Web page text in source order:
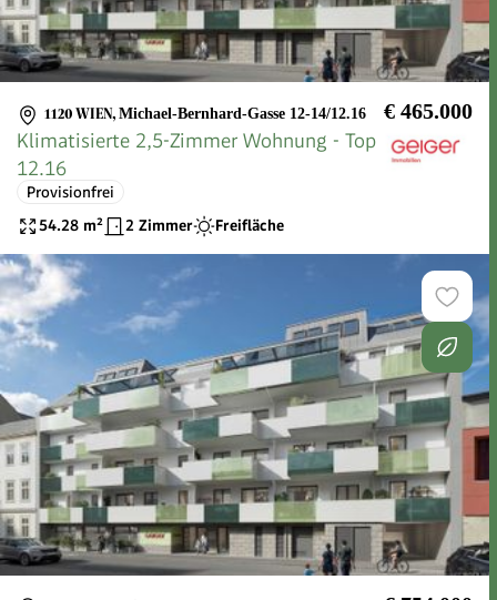
1120 WIEN, Michael-Bernhard-Gasse 12-14/12.16 € 465.000
Klimatisierte 2,5-Zimmer Wohnung - Top
12.16
Provisionfrei
54.28 m² 2 Zimmer Freifläche